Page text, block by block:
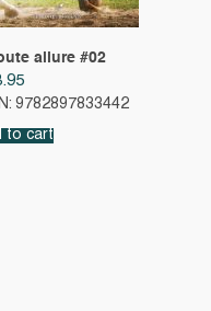
allure #02
9782897833442
to cart